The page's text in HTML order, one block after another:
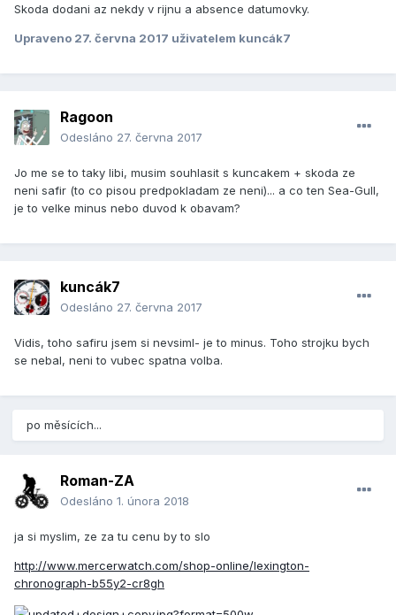
Skoda dodani az nekdy v rijnu a absence datumovky.
Upraveno 27. června 2017 uživatelem kuncák7
Ragoon
Odesláno 27. června 2017
Jo me se to taky libi, musim souhlasit s kuncakem + skoda ze
neni safir (to co pisou predpokladam ze neni)... a co ten Sea-Gull,
je to velke minus nebo duvod k obavam?
kuncák7
Odesláno 27. června 2017
Vidis, toho safiru jsem si nevsiml- je to minus. Toho strojku bych
se nebal, neni to vubec spatna volba.
po měsících...
Roman-ZA
Odesláno 1. února 2018
ja si myslim, ze za tu cenu by to slo
http://www.mercerwatch.com/shop-online/lexington-
chronograph-b55y2-cr8gh